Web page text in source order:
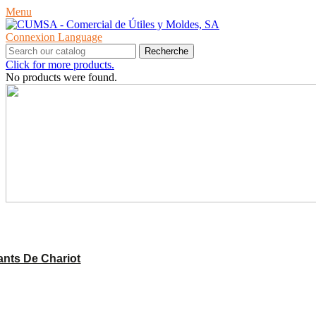
Menu
Connexion Language
Recherche
Click for more products.
No products were found.
De Chariot